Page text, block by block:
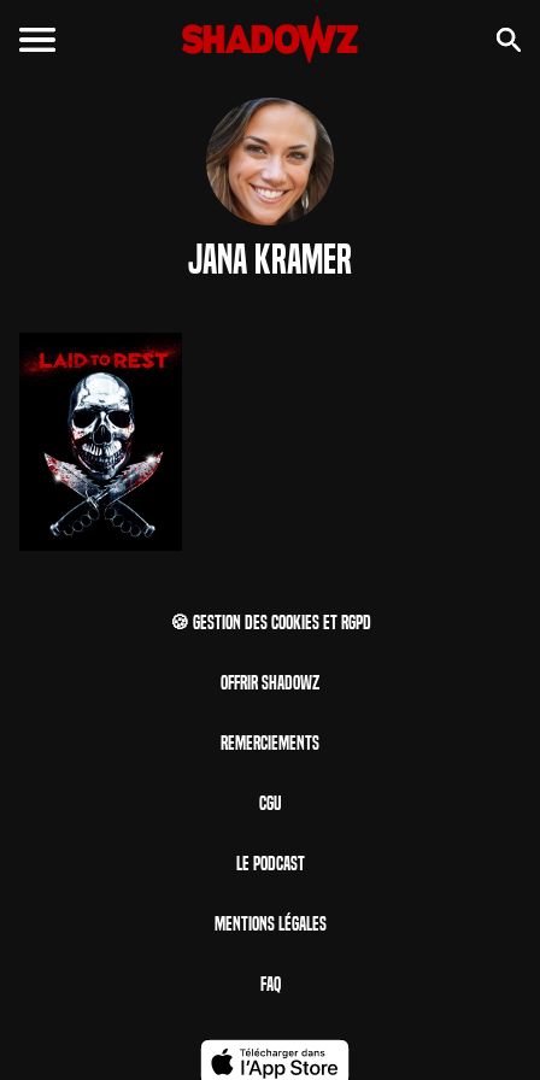
Jana Kramer
🍪 Gestion des cookies et RGPD
Offrir Shadowz
Remerciements
CGU
Le Podcast
Mentions Légales
FAQ